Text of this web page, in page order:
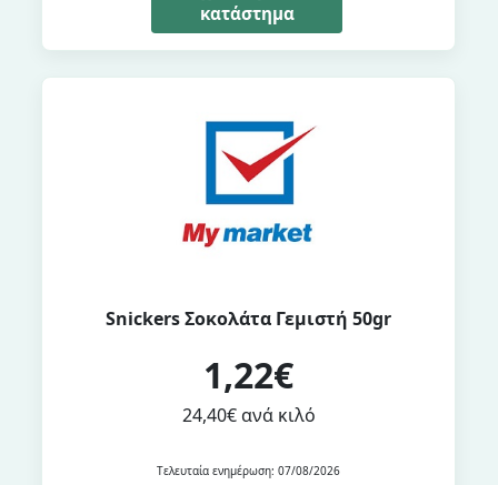
κατάστημα
Snickers Σοκολάτα Γεμιστή 50gr
1,22€
24,40€ ανά κιλό
Τελευταία ενημέρωση: 07/08/2026